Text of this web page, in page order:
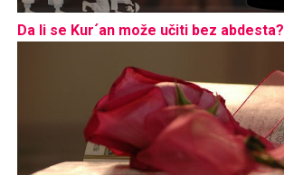
Da li se Kur´an može učiti bez abdesta?